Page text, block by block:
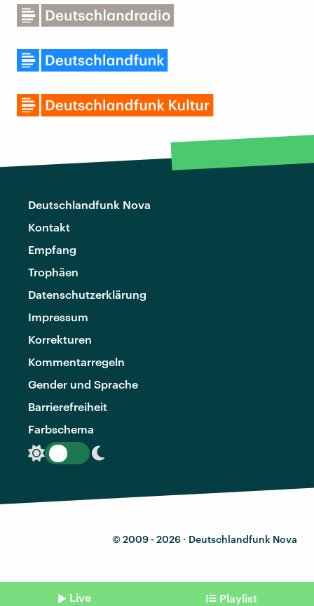
Deutschlandfunk Nova
Kontakt
Empfang
Trophäen
Datenschutzerklärung
Impressum
Korrekturen
Kommentarregeln
Gender und Sprache
Barrierefreiheit
Farbschema
© 2009 - 2026 · Deutschlandfunk Nova
Live Playlist